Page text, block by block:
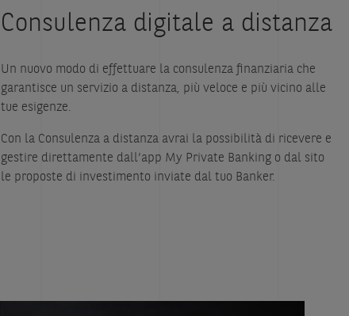
Consulenza digitale a distanza
Un nuovo modo di effettuare la consulenza finanziaria che
garantisce un servizio a distanza, più veloce e più vicino alle
tue esigenze.
Con la Consulenza a distanza avrai la possibilità di ricevere e
gestire direttamente dall’app My Private Banking o dal sito
le proposte di investimento inviate dal tuo Banker.